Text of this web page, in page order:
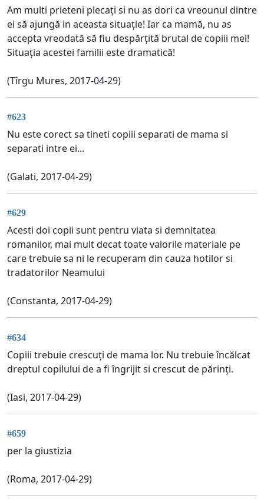
Am multi prieteni plecați si nu as dori ca vreounul dintre
ei să ajungă in aceasta situație! Iar ca mamă, nu as
accepta vreodată să fiu despărțită brutal de copiii mei!
Situația acestei familii este dramatică!
(Tîrgu Mures, 2017-04-29)
#623
Nu este corect sa tineti copiii separati de mama si
separati intre ei...
(Galati, 2017-04-29)
#629
Acesti doi copii sunt pentru viata si demnitatea
romanilor, mai mult decat toate valorile materiale pe
care trebuie sa ni le recuperam din cauza hotilor si
tradatorilor Neamului
(Constanta, 2017-04-29)
#634
Copiii trebuie crescuți de mama lor. Nu trebuie încălcat
dreptul copilului de a fi îngrijit si crescut de părinți.
(Iasi, 2017-04-29)
#659
per la giustizia
(Roma, 2017-04-29)